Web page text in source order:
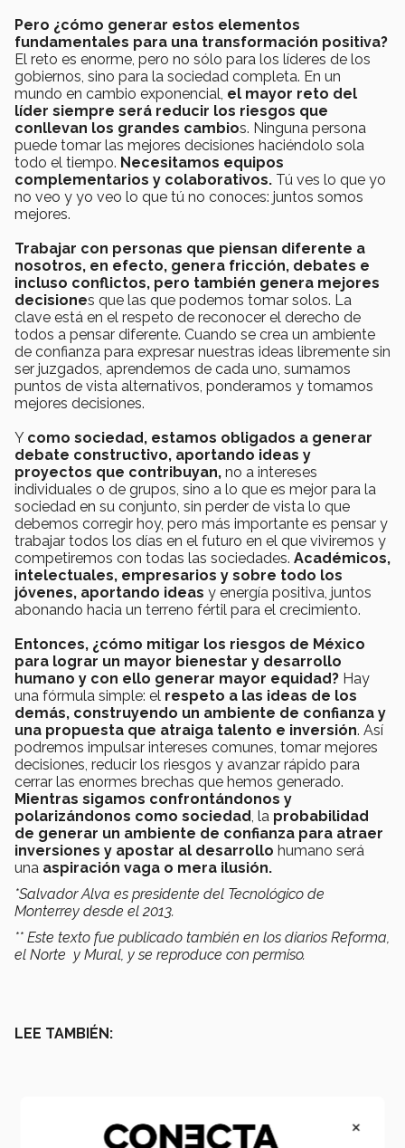
Pero ¿cómo generar estos elementos
fundamentales para una transformación positiva?
El reto es enorme, pero no sólo para los líderes de los
gobiernos, sino para la sociedad completa. En un
mundo en cambio exponencial, el mayor reto del
líder siempre será reducir los riesgos que
conllevan los grandes cambios. Ninguna persona
puede tomar las mejores decisiones haciéndolo sola
todo el tiempo. Necesitamos equipos
complementarios y colaborativos. Tú ves lo que yo
no veo y yo veo lo que tú no conoces: juntos somos
mejores.
Trabajar con personas que piensan diferente a
nosotros, en efecto, genera fricción, debates e
incluso conflictos, pero también genera mejores
decisiones que las que podemos tomar solos. La
clave está en el respeto de reconocer el derecho de
todos a pensar diferente. Cuando se crea un ambiente
de confianza para expresar nuestras ideas libremente sin
ser juzgados, aprendemos de cada uno, sumamos
puntos de vista alternativos, ponderamos y tomamos
mejores decisiones.
Y como sociedad, estamos obligados a generar
debate constructivo, aportando ideas y
proyectos que contribuyan, no a intereses
individuales o de grupos, sino a lo que es mejor para la
sociedad en su conjunto, sin perder de vista lo que
debemos corregir hoy, pero más importante es pensar y
trabajar todos los días en el futuro en el que viviremos y
competiremos con todas las sociedades. Académicos,
intelectuales, empresarios y sobre todo los
jóvenes, aportando ideas y energía positiva, juntos
abonando hacia un terreno fértil para el crecimiento.
Entonces, ¿cómo mitigar los riesgos de México
para lograr un mayor bienestar y desarrollo
humano y con ello generar mayor equidad? Hay
una fórmula simple: el respeto a las ideas de los
demás, construyendo un ambiente de confianza y
una propuesta que atraiga talento e inversión. Así
podremos impulsar intereses comunes, tomar mejores
decisiones, reducir los riesgos y avanzar rápido para
cerrar las enormes brechas que hemos generado.
Mientras sigamos confrontándonos y
polarizándonos como sociedad , la probabilidad
de generar un ambiente de confianza para atraer
inversiones y apostar al desarrollo humano será
una aspiración vaga o mera ilusión.
*Salvador Alva es presidente del Tecnológico de
Monterrey desde el 2013.
** Este texto fue publicado también en los diarios Reforma,
el Norte y Mural, y se reproduce con permiso.
LEE TAMBIÉN:
×